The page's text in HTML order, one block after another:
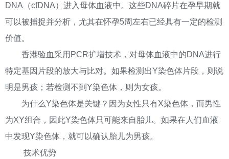
DNA（cfDNA）进入母体血液中。这些DNA碎片在孕早期就
可以被捕捉并分析，尤其在怀孕5周左右已经具有一定的检测
价值。
香港验血采用PCR扩增技术，对母体血液中的DNA进行
特定基因片段的放大与比对。如果检测出Y染色体片段，则说
明是男孩；若检测不到Y染色体，则为女孩。
为什么Y染色体是关键？因为女性只有X染色体，而男性
为XY组合，因此Y染色体只可能来自胎儿。如果在人们血液
中发现Y染色体，就可以确认胎儿为男孩。
技术优势